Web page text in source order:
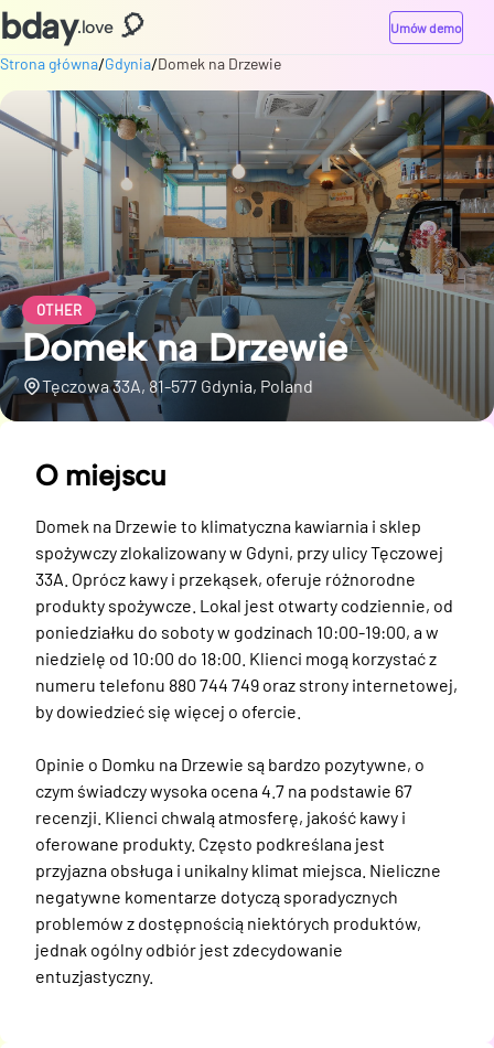
bday.love 🎈 Umów demo
Strona główna/Gdynia/Domek na Drzewie
OTHER
Domek na Drzewie
Tęczowa 33A, 81-577 Gdynia, Poland
O miejscu
Domek na Drzewie to klimatyczna kawiarnia i sklep
spożywczy zlokalizowany w Gdyni, przy ulicy Tęczowej
33A. Oprócz kawy i przekąsek, oferuje różnorodne
produkty spożywcze. Lokal jest otwarty codziennie, od
poniedziałku do soboty w godzinach 10:00-19:00, a w
niedzielę od 10:00 do 18:00. Klienci mogą korzystać z
numeru telefonu 880 744 749 oraz strony internetowej,
by dowiedzieć się więcej o ofercie.
Opinie o Domku na Drzewie są bardzo pozytywne, o
czym świadczy wysoka ocena 4.7 na podstawie 67
recenzji. Klienci chwalą atmosferę, jakość kawy i
oferowane produkty. Często podkreślana jest
przyjazna obsługa i unikalny klimat miejsca. Nieliczne
negatywne komentarze dotyczą sporadycznych
problemów z dostępnością niektórych produktów,
jednak ogólny odbiór jest zdecydowanie
entuzjastyczny.